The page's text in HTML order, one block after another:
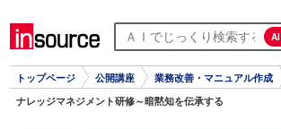
AI
トップページ 公開講座 業務改善・マニュアル作成
ナレッジマネジメント研修～暗黙知を伝承する